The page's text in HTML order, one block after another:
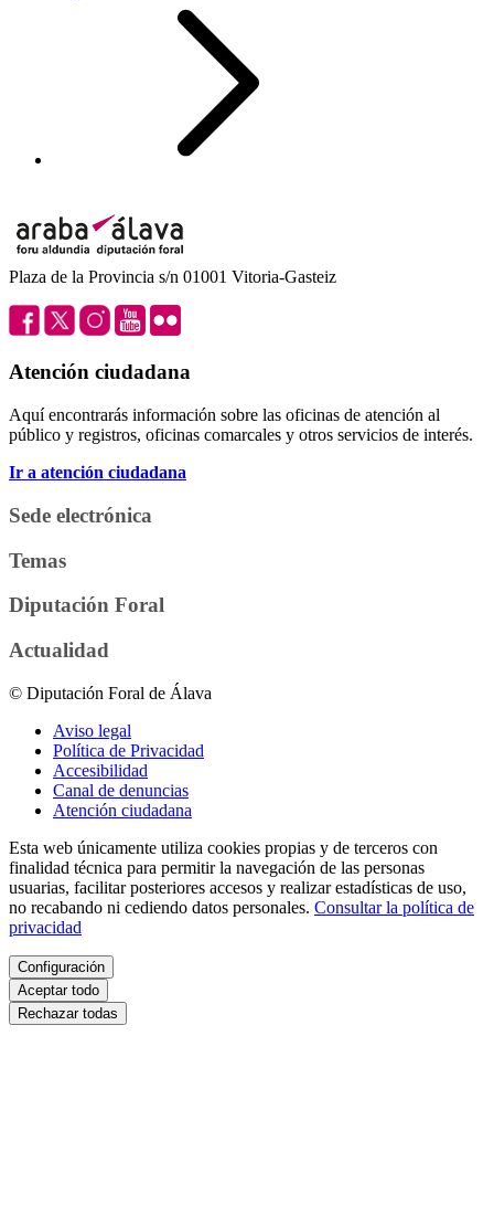
Plaza de la Provincia s/n 01001 Vitoria-Gasteiz
Atención ciudadana
Aquí encontrarás información sobre las oficinas de atención al
público y registros, oficinas comarcales y otros servicios de interés.
Ir a atención ciudadana
Sede electrónica
Temas
Diputación Foral
Actualidad
© Diputación Foral de Álava
Aviso legal
Política de Privacidad
Accesibilidad
Canal de denuncias
Atención ciudadana
Esta web únicamente utiliza cookies propias y de terceros con
finalidad técnica para permitir la navegación de las personas
usuarias, facilitar posteriores accesos y realizar estadísticas de uso,
no recabando ni cediendo datos personales. Consultar la política de
privacidad
Configuración
Aceptar todo
Rechazar todas